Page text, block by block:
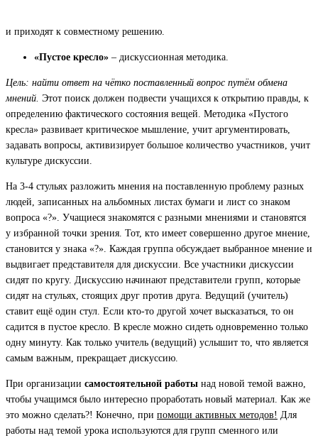
и приходят к совместному решению.
«Пустое кресло» – дискуссионная методика.
Цель: найти ответ на чётко поставленный вопрос путём обмена
мнений. Этот поиск должен подвести учащихся к открытию правды, к
определению фактического состояния вещей. Методика «Пустого
кресла» развивает критическое мышление, учит аргументировать,
задавать вопросы, активизирует большое количество участников, учит
культуре дискуссии.
На 3-4 стульях разложить мнения на поставленную проблему разных
людей, записанных на альбомных листах бумаги и лист со знаком
вопроса «?». Учащиеся знакомятся с разными мнениями и становятся
у избранной точки зрения. Тот, кто имеет совершенно другое мнение,
становится у знака «?». Каждая группа обсуждает выбранное мнение и
выдвигает представителя для дискуссии. Все участники дискуссии
сидят по кругу. Дискуссию начинают представители групп, которые
сидят на стульях, стоящих друг против друга. Ведущий (учитель)
ставит ещё один стул. Если кто-то другой хочет высказаться, то он
садится в пустое кресло. В кресле можно сидеть одновременно только
одну минуту. Как только учитель (ведущий) услышит то, что является
самым важным, прекращает дискуссию.
При организации самостоятельной работы над новой темой важно,
чтобы учащимся было интересно проработать новый материал. Как же
это можно сделать?! Конечно, при помощи активных методов! Для
работы над темой урока используются для групп сменного или